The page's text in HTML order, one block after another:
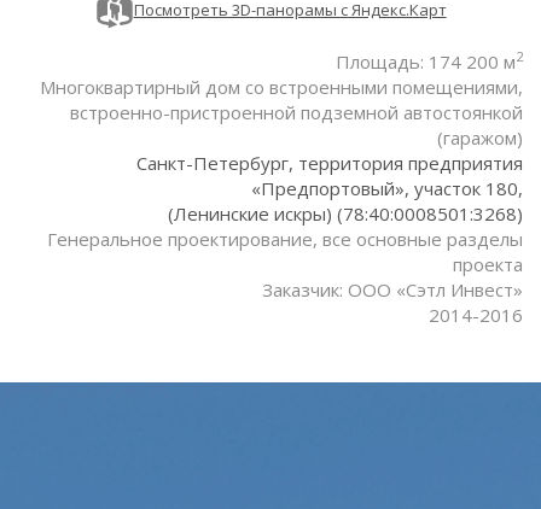
Посмотреть 3D-панорамы с Яндекс.Карт
Площадь: 174 200 м2
Многоквартирный дом со встроенными помещениями,
встроенно-пристроенной подземной автостоянкой
(гаражом)
Санкт-Петербург, территория предприятия
«Предпортовый», участок 180,
(Ленинские искры) (78:40:0008501:3268)
Генеральное проектирование, все основные разделы
проекта
Заказчик: ООО «Сэтл Инвест»
2014-2016